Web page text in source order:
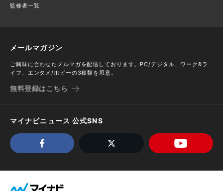
監修者一覧
メールマガジン
ご興味に合わせたメルマガを配信しております。PC/デジタル、ワーク&ラ
イフ、エンタメ/ホビーの3種類を用意。
無料登録はこちら
マイナビニュース 公式SNS